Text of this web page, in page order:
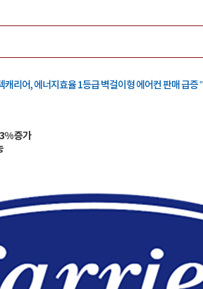
캐리어, 에너지효율 1등급 벽걸이형 에어컨 판매 급증 ”
증가